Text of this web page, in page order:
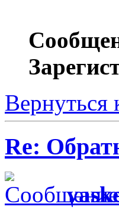
Вернуться
Re: